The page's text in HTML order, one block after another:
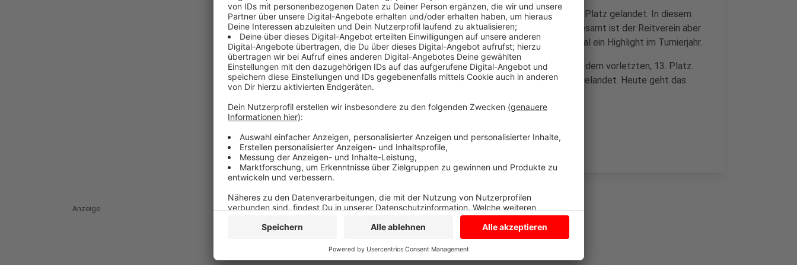
Die Mannschaft vom Reitverein Appelhülsen ist auf dem neunten Platz gelandet. In diesem
Jahr sei eine sehr junge Mannschaft an den Start gegangen. Insgesamt ist der Reitverein aber
zufrieden. Für ihn ist das Turnier mit der Bauernolympiade jedes mal ein Highlight im Turnierjahr.
Schlecht lief es auch für den Reitverein Bösensell. Er landete auf dem vorletzten, 13. Platz.
Der Reitverein Havixbeck-Hohenholte ist auf dem letzten Platz gelandet. Heute geht das
Winterturnier in Münster zu Ende.
Anzeige